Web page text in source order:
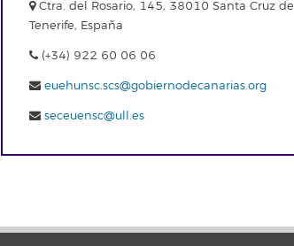
Ctra. del Rosario, 145, 38010 Santa Cruz de
Tenerife, España
(+34) 922 60 06 06
euehunsc.scs@gobiernodecanarias.org
seceuensc@ull.es